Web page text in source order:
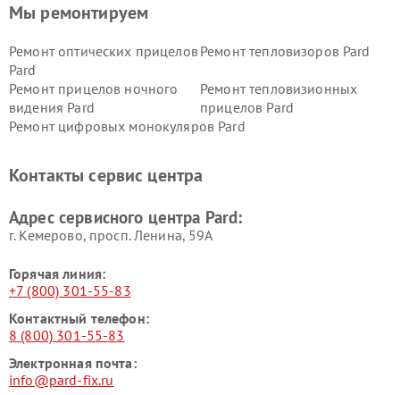
Мы ремонтируем
Ремонт оптических прицелов
Pard
Ремонт тепловизоров Pard
Ремонт прицелов ночного
видения Pard
Ремонт тепловизионных
прицелов Pard
Ремонт цифровых монокуляров Pard
Контакты сервис центра
Адрес сервисного центра Pard:
г. Кемерово, просп. Ленина, 59А
Горячая линия:
+7 (800) 301-55-83
Контактный телефон:
8 (800) 301-55-83
Электронная почта:
info@pard-fix.ru